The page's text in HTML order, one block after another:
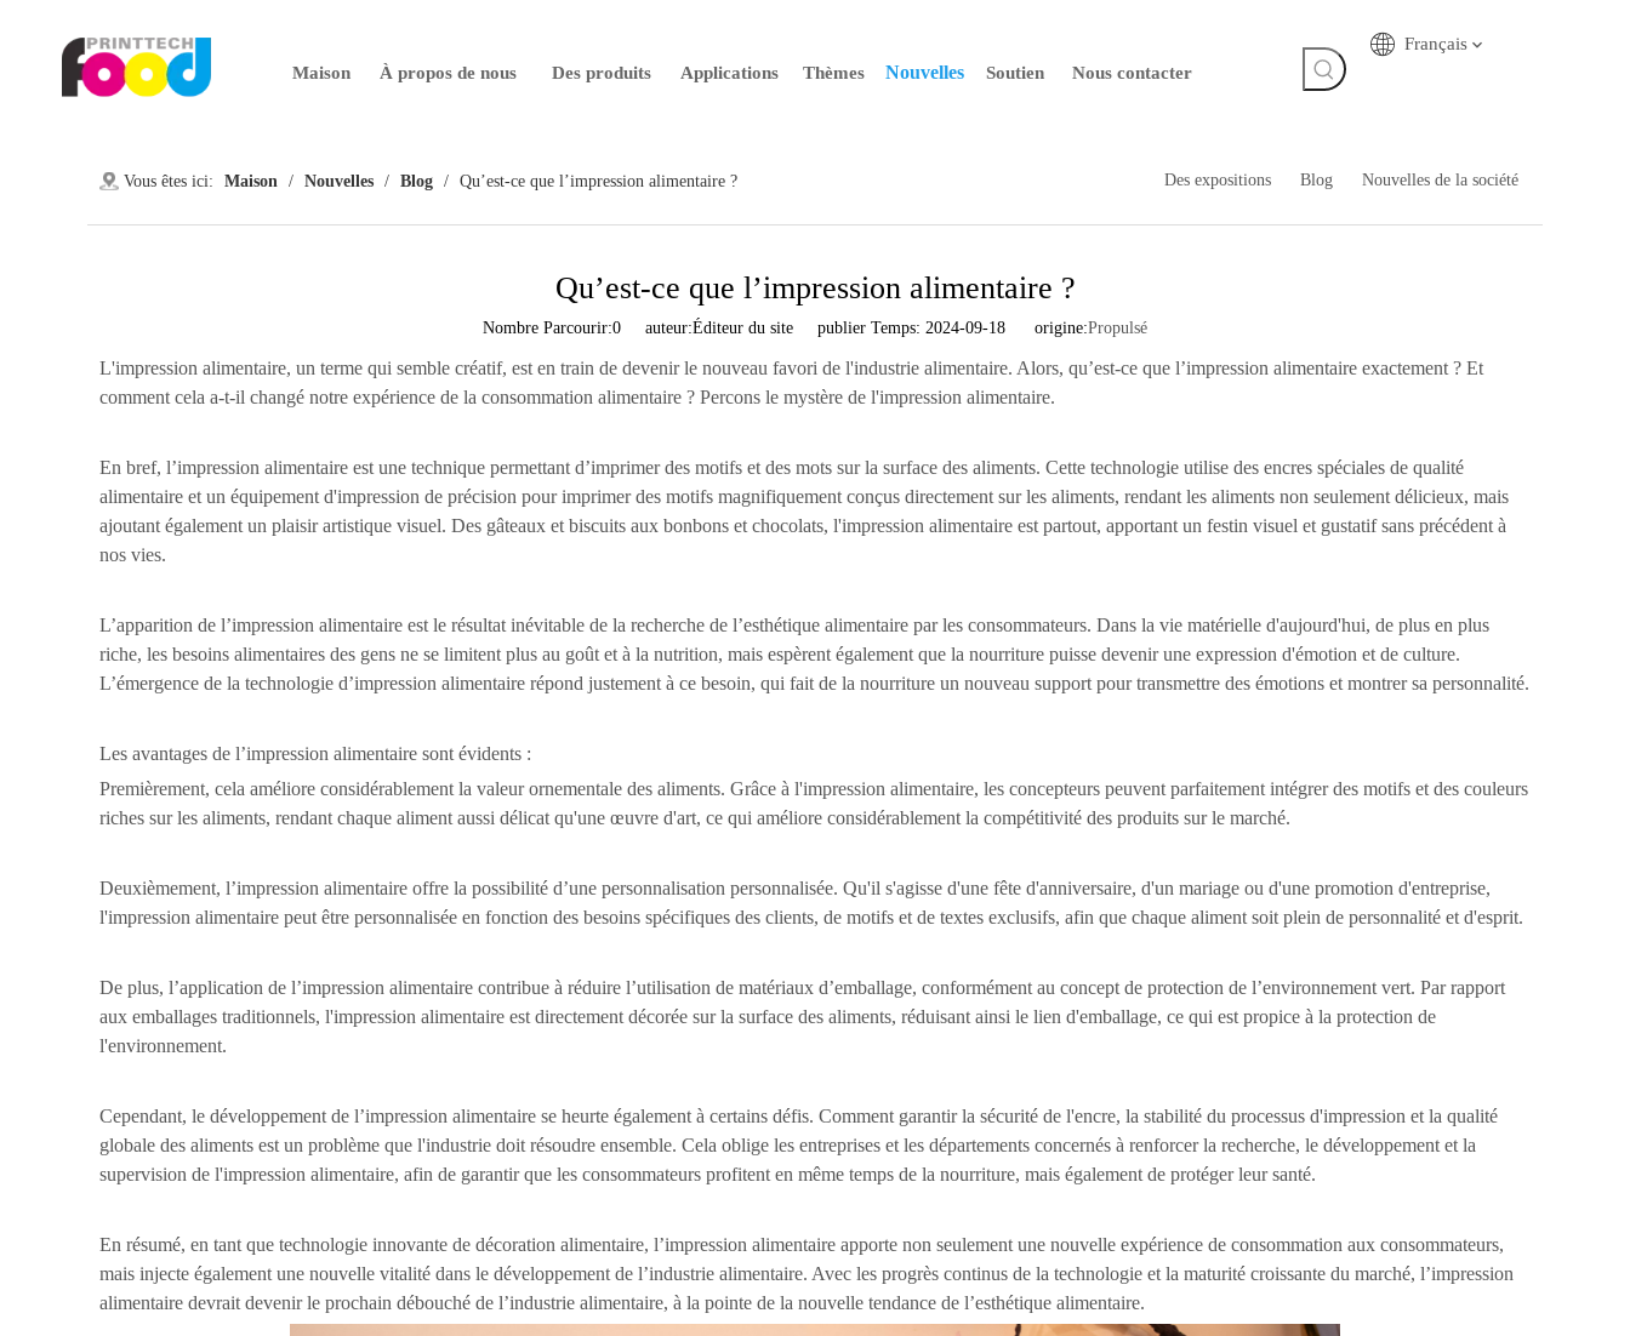
Maison À propos de nous Des produits Applications Thèmes Nouvelles Soutien Nous contacter
Français
Vous êtes ici: Maison / Nouvelles / Blog / Qu’est-ce que l’impression alimentaire ? Des expositions Blog Nouvelles de la société
Qu’est-ce que l’impression alimentaire ?
Nombre Parcourir:0 auteur:Éditeur du site publier Temps: 2024-09-18 origine:Propulsé
L'impression alimentaire, un terme qui semble créatif, est en train de devenir le nouveau favori de l'industrie alimentaire. Alors, qu’est-ce que l’impression alimentaire exactement ? Et
comment cela a-t-il changé notre expérience de la consommation alimentaire ? Percons le mystère de l'impression alimentaire.
En bref, l’impression alimentaire est une technique permettant d’imprimer des motifs et des mots sur la surface des aliments. Cette technologie utilise des encres spéciales de qualité
alimentaire et un équipement d'impression de précision pour imprimer des motifs magnifiquement conçus directement sur les aliments, rendant les aliments non seulement délicieux, mais
ajoutant également un plaisir artistique visuel. Des gâteaux et biscuits aux bonbons et chocolats, l'impression alimentaire est partout, apportant un festin visuel et gustatif sans précédent à
nos vies.
L’apparition de l’impression alimentaire est le résultat inévitable de la recherche de l’esthétique alimentaire par les consommateurs. Dans la vie matérielle d'aujourd'hui, de plus en plus
riche, les besoins alimentaires des gens ne se limitent plus au goût et à la nutrition, mais espèrent également que la nourriture puisse devenir une expression d'émotion et de culture.
L’émergence de la technologie d’impression alimentaire répond justement à ce besoin, qui fait de la nourriture un nouveau support pour transmettre des émotions et montrer sa personnalité.
Les avantages de l’impression alimentaire sont évidents :
Premièrement, cela améliore considérablement la valeur ornementale des aliments. Grâce à l'impression alimentaire, les concepteurs peuvent parfaitement intégrer des motifs et des couleurs
riches sur les aliments, rendant chaque aliment aussi délicat qu'une œuvre d'art, ce qui améliore considérablement la compétitivité des produits sur le marché.
Deuxièmement, l’impression alimentaire offre la possibilité d’une personnalisation personnalisée. Qu'il s'agisse d'une fête d'anniversaire, d'un mariage ou d'une promotion d'entreprise,
l'impression alimentaire peut être personnalisée en fonction des besoins spécifiques des clients, de motifs et de textes exclusifs, afin que chaque aliment soit plein de personnalité et d'esprit.
De plus, l’application de l’impression alimentaire contribue à réduire l’utilisation de matériaux d’emballage, conformément au concept de protection de l’environnement vert. Par rapport
aux emballages traditionnels, l'impression alimentaire est directement décorée sur la surface des aliments, réduisant ainsi le lien d'emballage, ce qui est propice à la protection de
l'environnement.
Cependant, le développement de l’impression alimentaire se heurte également à certains défis. Comment garantir la sécurité de l'encre, la stabilité du processus d'impression et la qualité
globale des aliments est un problème que l'industrie doit résoudre ensemble. Cela oblige les entreprises et les départements concernés à renforcer la recherche, le développement et la
supervision de l'impression alimentaire, afin de garantir que les consommateurs profitent en même temps de la nourriture, mais également de protéger leur santé.
En résumé, en tant que technologie innovante de décoration alimentaire, l’impression alimentaire apporte non seulement une nouvelle expérience de consommation aux consommateurs,
mais injecte également une nouvelle vitalité dans le développement de l’industrie alimentaire. Avec les progrès continus de la technologie et la maturité croissante du marché, l’impression
alimentaire devrait devenir le prochain débouché de l’industrie alimentaire, à la pointe de la nouvelle tendance de l’esthétique alimentaire.